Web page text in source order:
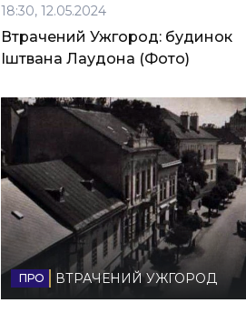
18:30, 12.05.2024
Втрачений Ужгород: будинок
Іштвана Лаудона (Фото)
ВТРАЧЕНИЙ УЖГОРОД